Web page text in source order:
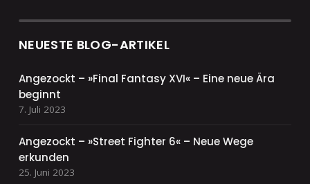
NEUESTE BLOG-ARTIKEL
Angezockt – »Final Fantasy XVI« – Eine neue Ära
beginnt
7. Juli 2023
Angezockt – »Street Fighter 6« – Neue Wege
erkunden
25. Juni 2023